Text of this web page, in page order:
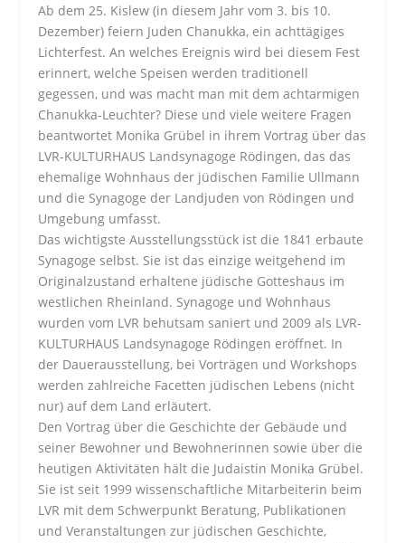
Ab dem 25. Kislew (in diesem Jahr vom 3. bis 10.
Dezember) feiern Juden Chanukka, ein achttägiges
Lichterfest. An wel­ches Ereignis wird bei diesem Fest
erinnert, welche Speisen werden traditionell
gegessen, und was macht man mit dem achtarmigen
Chanukka-Leuchter? Diese und viele weitere Fragen
beantwortet Monika Grübel in ihrem Vortrag über das
LVR-KULTURHAUS Land­synagoge Rödingen, das das
ehemalige Wohnhaus der jüdi­schen Familie Ullmann
und die Synagoge der Landjuden von Rödingen und
Umgebung umfasst.
Das wichtigste Ausstellungsstück ist die 1841 erbaute
Synagoge selbst. Sie ist das einzige weitgehend im
Originalzustand erhaltene jüdische Gotteshaus im
westlichen Rheinland. Synagoge und Wohnhaus
wurden vom LVR behutsam saniert und 2009 als LVR-
KULTURHAUS Landsynagoge Rödingen eröffnet. In
der Dauerausstellung, bei Vorträgen und Work­shops
werden zahlreiche Facetten jüdischen Lebens (nicht
nur) auf dem Land erläutert.
Den Vortrag über die Geschichte der Gebäude und
seiner Bewohner und Bewohnerinnen sowie über die
heutigen Ak­tivitäten hält die Judaistin Monika Grübel.
Sie ist seit 1999 wissenschaftliche Mitarbeiterin beim
LVR mit dem Schwer­punkt Beratung, Publikationen
und Veranstaltungen zur jüdischen Geschichte,